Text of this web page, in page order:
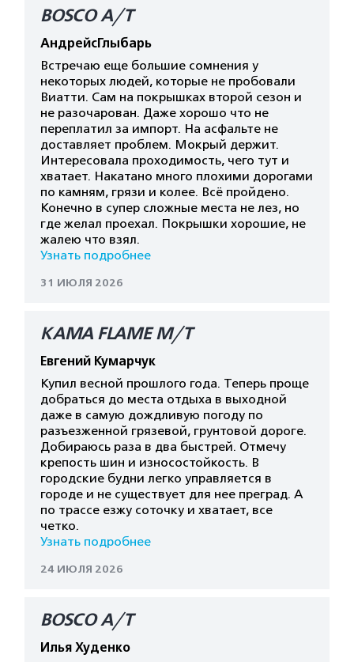
BOSCO A/T
АндрейсГлыбарь
Встречаю еще большие сомнения у
некоторых людей, которые не пробовали
Виатти. Сам на покрышках второй сезон и
не разочарован. Даже хорошо что не
переплатил за импорт. На асфальте не
доставляет проблем. Мокрый держит.
Интересовала проходимость, чего тут и
хватает. Накатано много плохими дорогами
по камням, грязи и колее. Всё пройдено.
Конечно в супер сложные места не лез, но
где желал проехал. Покрышки хорошие, не
жалею что взял.
Узнать подробнее
31 ИЮЛЯ 2026
КАМА FLAME M/T
Евгений Кумарчук
Купил весной прошлого года. Теперь проще
добраться до места отдыха в выходной
даже в самую дождливую погоду по
разъезженной грязевой, грунтовой дороге.
Добираюсь раза в два быстрей. Отмечу
крепость шин и износостойкость. В
городские будни легко управляется в
городе и не существует для нее преград. А
по трассе езжу соточку и хватает, все
четко.
Узнать подробнее
24 ИЮЛЯ 2026
BOSCO A/T
Илья Худенко